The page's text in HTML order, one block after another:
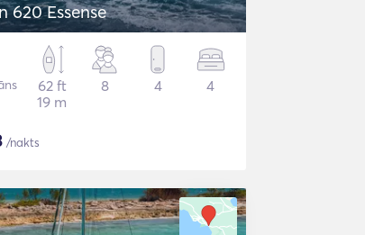
620 Essense
62 ft
19 m
8 4 4
/nakts